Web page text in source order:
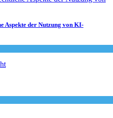
Aspekte der Nutzung von KI-